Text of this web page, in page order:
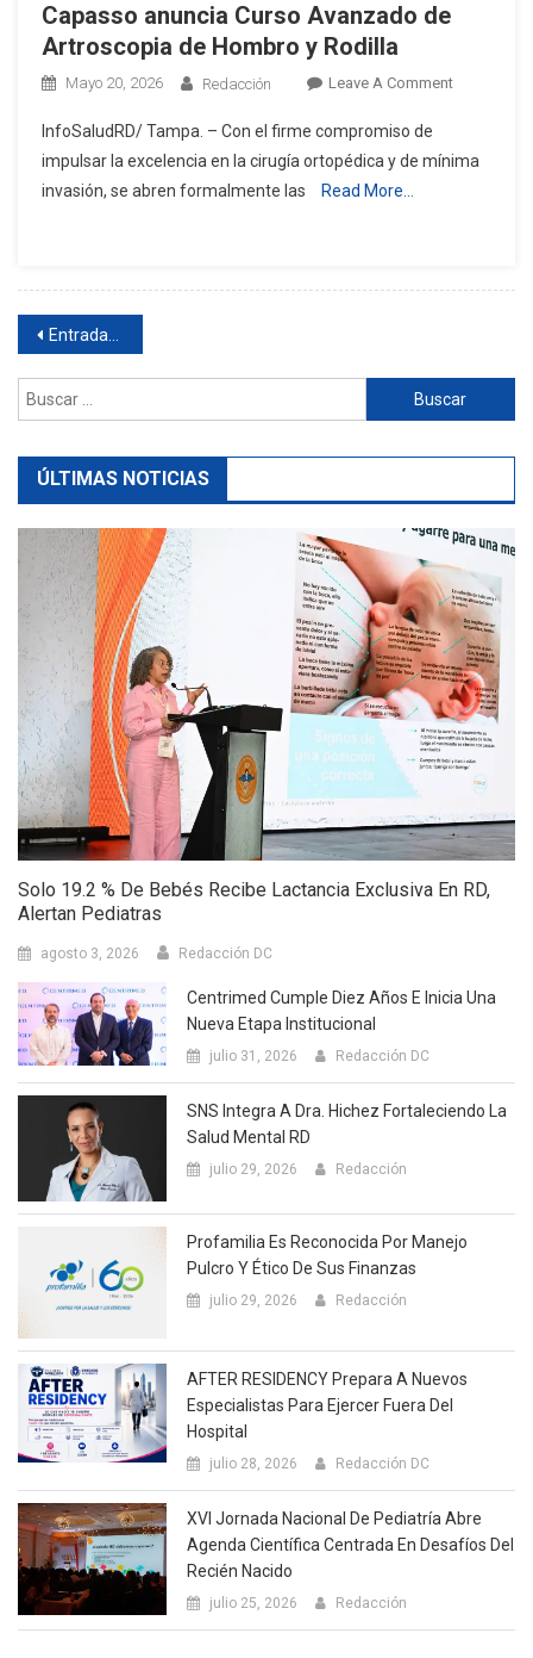
Capasso anuncia Curso Avanzado de
Artroscopia de Hombro y Rodilla
Mayo 20, 2026 Redacción Leave A CommentOn
Curso
InfoSaludRD/ Tampa. – Con el firme compromiso de
impulsar la excelencia en la cirugía ortopédica y de mínima
invasión, se abren formalmente las
Read More…
Navegación
de
entradas
Entradas anteriores
Buscar:
ÚLTIMAS NOTICIAS
Solo 19.2 % De Bebés Recibe Lactancia Exclusiva En RD,
Alertan Pediatras
agosto 3, 2026 Redacción DC
Centrimed Cumple Diez Años E Inicia Una
Nueva Etapa Institucional
julio 31, 2026 Redacción DC
SNS Integra A Dra. Hichez Fortaleciendo La
Salud Mental RD
julio 29, 2026 Redacción
Profamilia Es Reconocida Por Manejo
Pulcro Y Ético De Sus Finanzas
julio 29, 2026 Redacción
AFTER RESIDENCY Prepara A Nuevos
Especialistas Para Ejercer Fuera Del
Hospital
julio 28, 2026 Redacción DC
XVI Jornada Nacional De Pediatría Abre
Agenda Científica Centrada En Desafíos Del
Recién Nacido
julio 25, 2026 Redacción